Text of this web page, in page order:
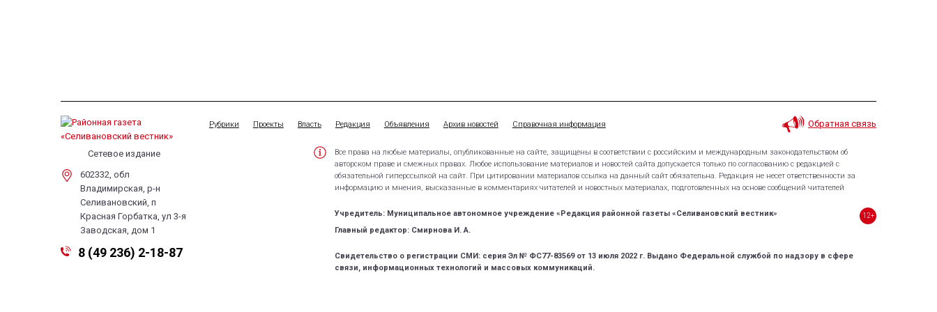
Сетевое издание
602332, обл
Владимирская, р-н
Селивановский, п
Красная Горбатка, ул 3-я
Заводская, дом 1
8 (49 236) 2-18-87
Рубрики Проекты Власть Редакция Объявления Архив новостей Справочная информация Обратная связь
Все права на любые материалы, опубликованные на сайте, защищены в соответствии с российским и международным законодательством об
авторском праве и смежных правах. Любое использование материалов и новостей сайта допускается только по согласованию с редакцией с
обязательной гиперссылкой на сайт. При цитировании материалов ссылка на данный сайт обязательна. Редакция не несет ответственности за
информацию и мнения, высказанные в комментариях читателей и новостных материалах, подготовленных на основе сообщений читателей
Учредитель: Муниципальное автономное учреждение «Редакция районной газеты «Селивановский вестник» 12+
Главный редактор: Смирнова И. А.
Свидетельство о регистрации СМИ: серия Эл № ФС77-83569 от 13 июля 2022 г. Выдано Федеральной службой по надзору в сфере
связи, информационных технологий и массовых коммуникаций.